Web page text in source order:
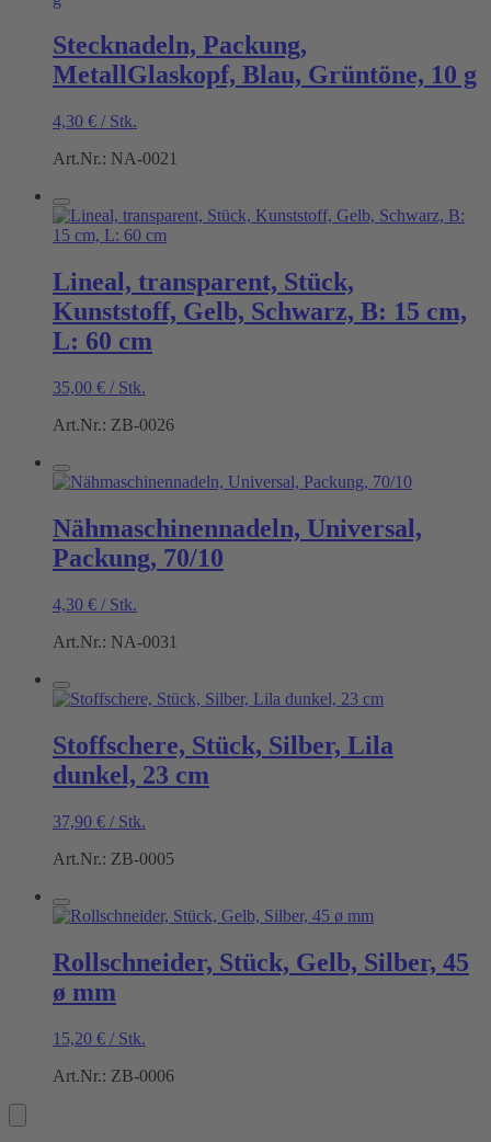
Stecknadeln, Packung,
MetallGlaskopf, Blau, Grüntöne, 10 g
4,30 € / Stk.
Art.Nr.: NA-0021
Lineal, transparent, Stück,
Kunststoff, Gelb, Schwarz, B: 15 cm,
L: 60 cm
35,00 € / Stk.
Art.Nr.: ZB-0026
Nähmaschinennadeln, Universal,
Packung, 70/10
4,30 € / Stk.
Art.Nr.: NA-0031
Stoffschere, Stück, Silber, Lila
dunkel, 23 cm
37,90 € / Stk.
Art.Nr.: ZB-0005
Rollschneider, Stück, Gelb, Silber, 45
ø mm
15,20 € / Stk.
Art.Nr.: ZB-0006